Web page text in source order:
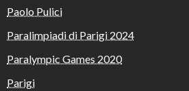
Paolo Pulici
Paralimpiadi di Parigi 2024
Paralympic Games 2020
Parigi